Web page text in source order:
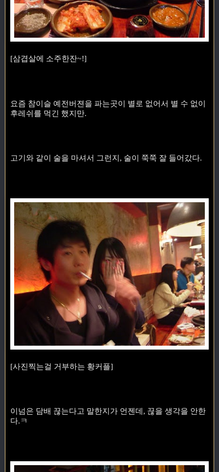
[삼겹살에 소주한잔~!]
요즘 참이슬 예전버젼을 파는곳이 별로 없어서 별 수 없이
후레쉬를 먹긴 했지만.
고기와 같이 술을 마셔서 그런지, 술이 쭉쭉 잘 들어갔다.
[사진찍는걸 거부하는 황커플]
이넘은 담배 끊는다고 말한지가 언젠데, 끊을 생각을 안한
다.ㅋ